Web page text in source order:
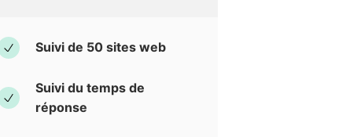
Suivi de 50 sites web
Suivi du temps de
réponse